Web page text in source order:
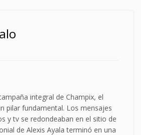
integral de Champix, el
pilar fundamental. Los mensajes
y tv se redondeaban en el sitio de
de Alexis Ayala terminó en una